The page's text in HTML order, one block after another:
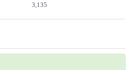
3,135